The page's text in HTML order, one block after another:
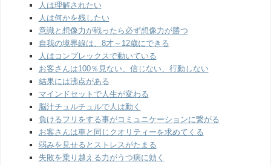
人は理解されたい
人は何かを残したい
意識と想像力が戦ったら必ず想像力が勝つ
自我の境界線は、8才～12歳にできる
人はコンプレックスで動いている
お客さんは100％見ない、信じない、行動しない
結果には沸点がある
マインドセットで人生が変わる
脳汁チュルチュルで人は動く
負けるフリをする事がコミュニケーションに繋がる
お客さんは車と同じクオリティーを求めてくる
弱みを見せるとストレスがたまる
失敗を乗り越える力がうつ病に効く